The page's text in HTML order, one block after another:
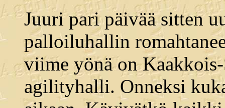
Juuri pari päivää sitten
palloiluhallin
viime yönä on
agilityhalli. Onneksi